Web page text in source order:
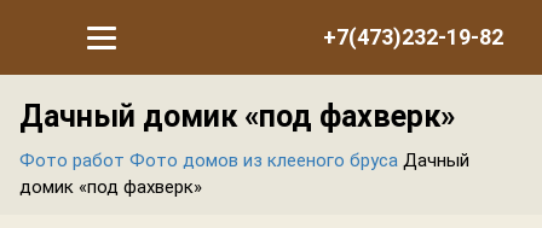
+7(473)232-19-82
Дачный домик «под фахверк»
Фото работ Фото домов из клееного бруса Дачный
домик «под фахверк»